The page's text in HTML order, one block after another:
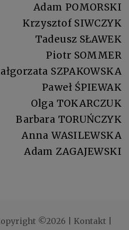
Adam POMORSKI
Krzysztof SIWCZYK
Tadeusz SŁAWEK
Piotr SOMMER
SZPAKOWSKA
Paweł ŚPIEWAK
Olga TOKARCZUK
Barbara TORUŃCZYK
Anna WASILEWSKA
Adam ZAGAJEWSKI
©2026 Kontakt